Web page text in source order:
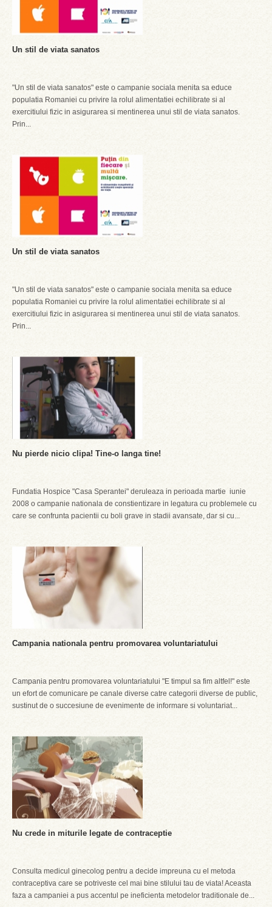
Un stil de viata sanatos
"Un stil de viata sanatos" este o campanie sociala menita sa educe
populatia Romaniei cu privire la rolul alimentatiei echilibrate si al
exercitiului fizic in asigurarea si mentinerea unui stil de viata sanatos.
Prin...
Un stil de viata sanatos
"Un stil de viata sanatos" este o campanie sociala menita sa educe
populatia Romaniei cu privire la rolul alimentatiei echilibrate si al
exercitiului fizic in asigurarea si mentinerea unui stil de viata sanatos.
Prin...
Nu pierde nicio clipa! Tine-o langa tine!
Fundatia Hospice "Casa Sperantei" deruleaza in perioada martie  iunie
2008 o campanie nationala de constientizare in legatura cu problemele cu
care se confrunta pacientii cu boli grave in stadii avansate, dar si cu...
Campania nationala pentru promovarea voluntariatului
Campania pentru promovarea voluntariatului "E timpul sa fim altfel!" este
un efort de comunicare pe canale diverse catre categorii diverse de public,
sustinut de o succesiune de evenimente de informare si voluntariat...
Nu crede in miturile legate de contraceptie
Consulta medicul ginecolog pentru a decide impreuna cu el metoda
contraceptiva care se potriveste cel mai bine stilului tau de viata! Aceasta
faza a campaniei a pus accentul pe ineficienta metodelor traditionale de...